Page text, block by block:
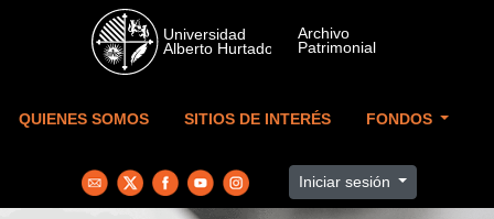
Skip to main content
QUIENES SOMOS SITIOS DE INTERÉS FONDOS
Iniciar sesión